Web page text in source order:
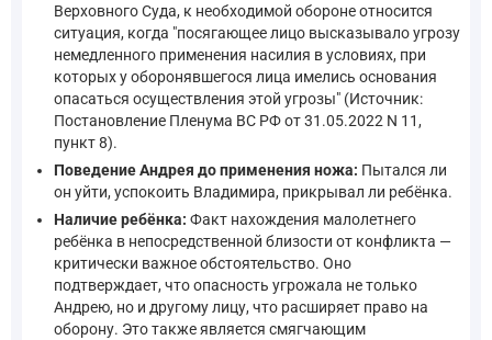
Верховного Суда, к необходимой обороне относится
ситуация, когда "посягающее лицо высказывало угрозу
немедленного применения насилия в условиях, при
которых у оборонявшегося лица имелись основания
опасаться осуществления этой угрозы" (Источник:
Постановление Пленума ВС РФ от 31.05.2022 N 11,
пункт 8).
Поведение Андрея до применения ножа: Пытался ли
он уйти, успокоить Владимира, прикрывал ли ребёнка.
Наличие ребёнка: Факт нахождения малолетнего
ребёнка в непосредственной близости от конфликта —
критически важное обстоятельство. Оно
подтверждает, что опасность угрожала не только
Андрею, но и другому лицу, что расширяет право на
оборону. Это также является смягчающим